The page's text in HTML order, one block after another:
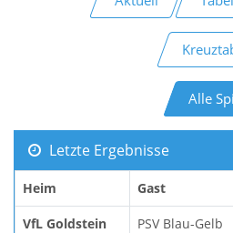
Alle
Letzte Ergebnisse
Heim Gast
VfL Goldstein
PSV Blau-Gelb